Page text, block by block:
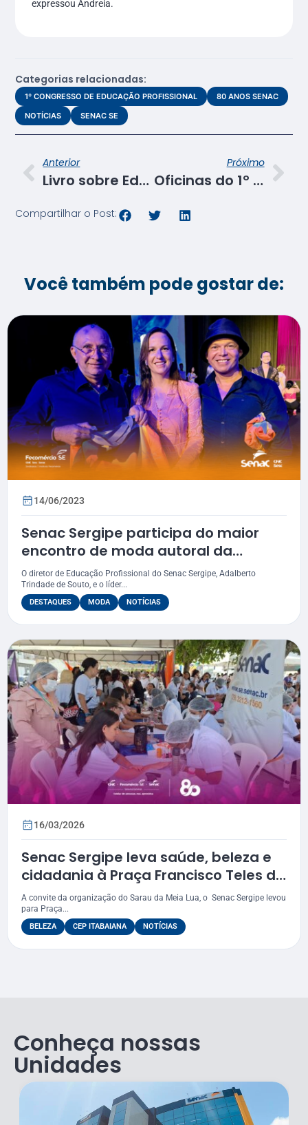
expressou Andreia.
Categorias relacionadas:
1º CONGRESSO DE EDUCAÇÃO PROFISSIONAL
80 ANOS SENAC
NOTÍCIAS
SENAC SE
Anterior
Livro sobre Educação Profissional é lançado durante CEPTI
Próximo
Oficinas do 1º Cepti fortalecem práticas pedagógicas e ampliam o uso da tecnologia no Senac Sergipe
Compartilhar o Post:
Você também pode gostar de:
14/06/2023
Senac Sergipe participa do maior
encontro de moda autoral da
América Latina
O diretor de Educação Profissional do Senac Sergipe, Adalberto
Trindade de Souto, e o líder...
DESTAQUES MODA NOTÍCIAS
16/03/2026
Senac Sergipe leva saúde, beleza e
cidadania à Praça Francisco Teles de
Mendonça, em Itabaiana
A convite da organização do Sarau da Meia Lua, o Senac Sergipe levou
para Praça...
BELEZA CEP ITABAIANA NOTÍCIAS
Conheça nossas
Unidades